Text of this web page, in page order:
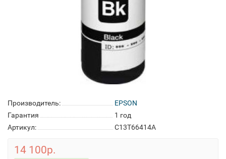
Производитель:
EPSON
Гарантия
1 год
Артикул:
C13T66414A
14 100р.